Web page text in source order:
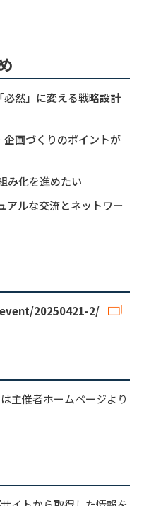
必然」に変える戦略設計
画づくりのポイントが
み化を進めたい
アルな交流とネットワー
20250421-2/
主催者ホームページより